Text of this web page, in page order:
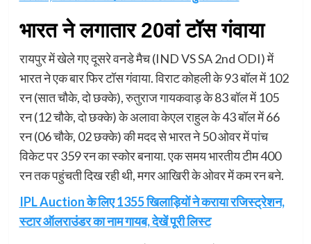
भारत ने लगातार 20वां टॉस गंवाया
रायपुर में खेले गए दूसरे वनडे मैच (IND VS SA 2nd ODI) में
भारत ने एक बार फिर टॉस गंवाया. विराट कोहली के 93 बॉल में 102
रन (सात चौके, दो छक्के), रुतुराज गायकवाड़ के 83 बॉल में 105
रन (12 चौके, दो छक्के) के अलावा केएल राहुल के 43 बॉल में 66
रन (06 चौके, 02 छक्के) की मदद से भारत ने 50 ओवर में पांच
विकेट पर 359 रन का स्कोर बनाया. एक समय भारतीय टीम 400
रन तक पहुंचती दिख रही थी, मगर आखिरी के ओवर में कम रन बने.
IPL Auction के लिए 1355 खिलाड़ियों ने कराया रजिस्ट्रेशन,
स्टार ऑलराउंडर का नाम गायब, देखें पूरी लिस्ट